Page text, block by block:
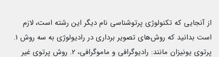
از آنجایی که تکنولوژی پرتوشناسی نام دیگر این رشته است، لازم
است بدانید که روش‌های تصویر برداری در رادیولوژی به سه روش 1.
پرتوی یونیزان مانند: رادیوگرافی و ماموگرافی، 2. روش پرتوی غیر